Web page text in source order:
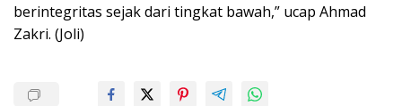
berintegritas sejak dari tingkat bawah,” ucap Ahmad
Zakri. (Joli)